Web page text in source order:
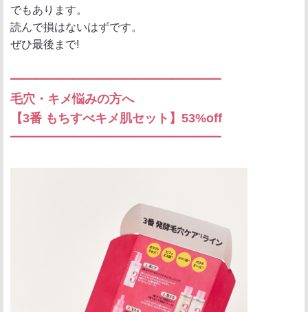
でもあります。
読んで損はないはずです。
ぜひ最後まで!
━━━━━━━━━━━━━━━━━
毛穴・キメ悩みの方へ
【3番 もちすべキメ肌セット】53%off
━━━━━━━━━━━━━━━━━